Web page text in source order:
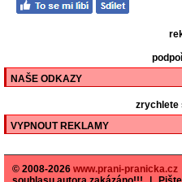
NAŠE ODKAZY
zrychlete
VYPNOUT REKLAMY
© 2008-2026 www.prani-pranicka.cz